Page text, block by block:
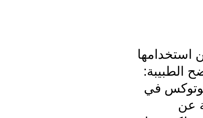
استخدامها
الطبيبة:
في
عن